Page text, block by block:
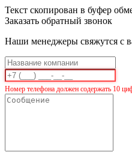
Текст скопирован в буфер
Заказать обратный звонок
Наши менеджеры свяжутся с
Номер телефона должен содержать 10